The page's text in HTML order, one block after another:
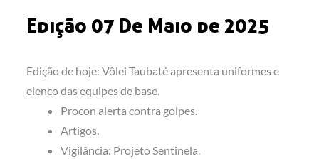
Edição 07 De Maio de 2025
Edição de hoje: Vôlei Taubaté apresenta uniformes e
elenco das equipes de base.
Procon alerta contra golpes.
Artigos.
Vigilância: Projeto Sentinela.